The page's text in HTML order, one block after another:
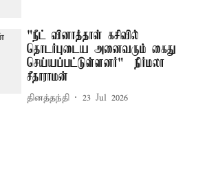
"நீட் வினாத்தாள் கசிவில்
தொடர்புடைய அனைவரும் கைது
செய்யப்பட்டுள்ளனர்" – நிர்மலா
சீதாராமன்
தினத்தந்தி 23 Jul 2026